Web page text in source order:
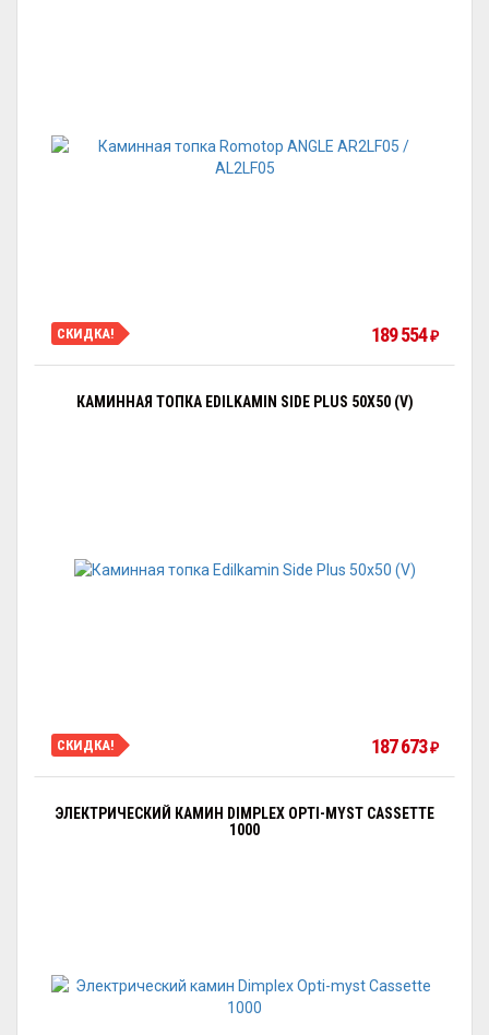
СКИДКА! 189 554₽
КАМИННАЯ ТОПКА EDILKAMIN SIDE PLUS 50X50 (V)
СКИДКА! 187 673₽
ЭЛЕКТРИЧЕСКИЙ КАМИН DIMPLEX OPTI-MYST CASSETTE
1000